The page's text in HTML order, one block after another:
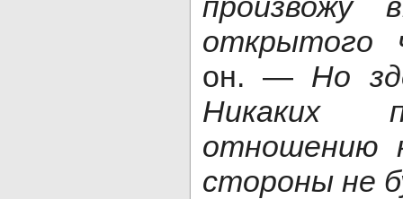
открытого
он. — Но
Никаких
отношению
стороны не